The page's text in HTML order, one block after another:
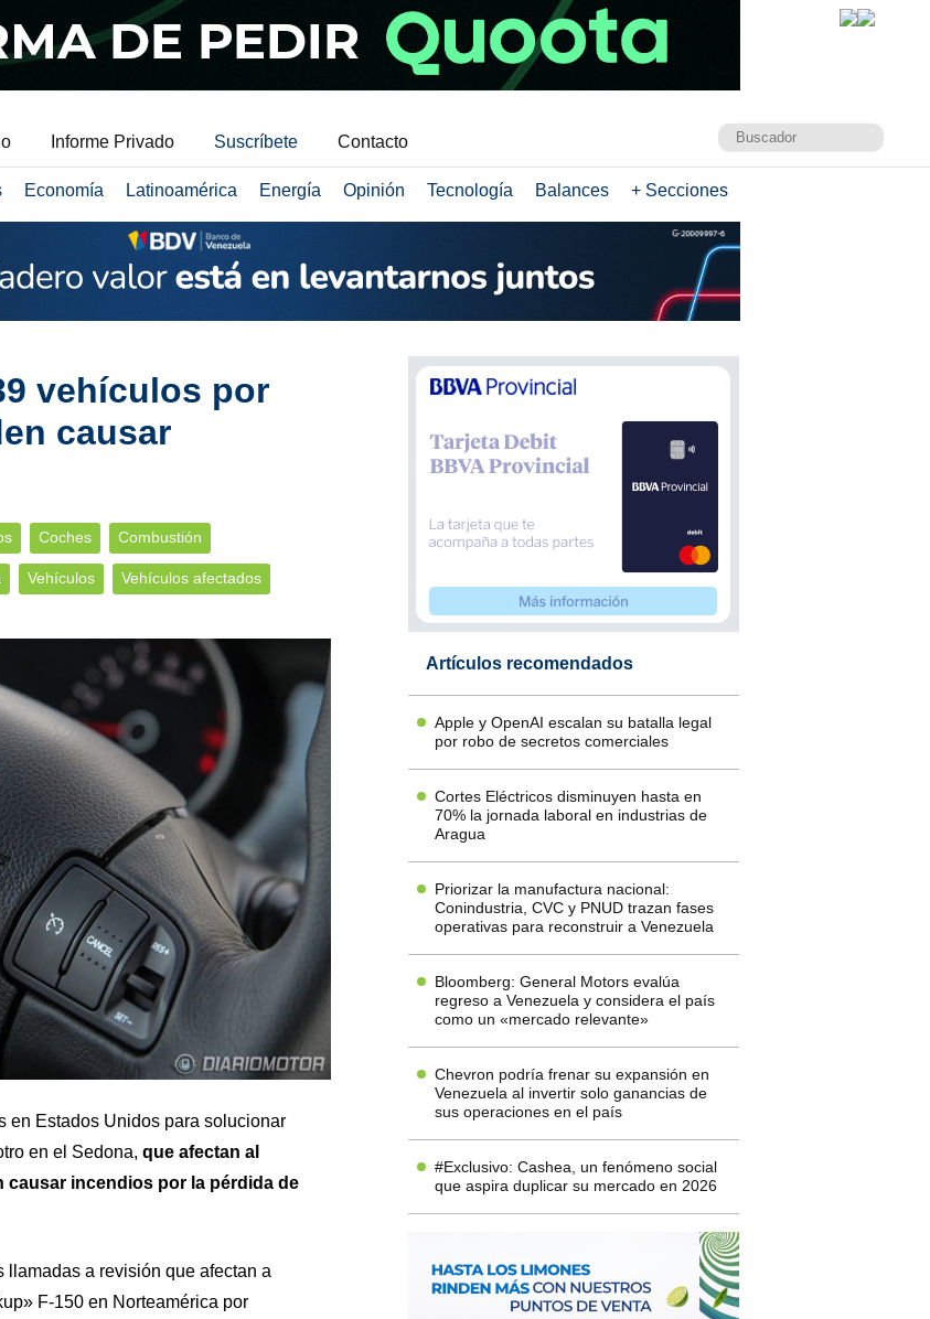
Informe Privado Suscríbete Contacto
Economía Latinoamérica Energía Opinión Tecnología Balances + Secciones
vehículos por
causar
Coches Combustión
Vehículos Vehículos afectados
en Estados Unidos para solucionar
en el Sedona, que afectan al
incendios por la pérdida de
llamadas a revisión que afectan a
F-150 en Norteamérica por
Artículos recomendados
Apple y OpenAI escalan su batalla legal
por robo de secretos comerciales
Cortes Eléctricos disminuyen hasta en
70% la jornada laboral en industrias de
Aragua
Priorizar la manufactura nacional:
Conindustria, CVC y PNUD trazan fases
operativas para reconstruir a Venezuela
Bloomberg: General Motors evalúa
regreso a Venezuela y considera el país
como un «mercado relevante»
Chevron podría frenar su expansión en
Venezuela al invertir solo ganancias de
sus operaciones en el país
#Exclusivo: Cashea, un fenómeno social
que aspira duplicar su mercado en 2026